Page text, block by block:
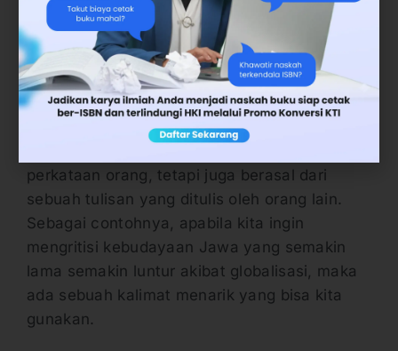
diucapkan oleh seseorang, khususnya yang
terkait dengan tema yang diangkat. Model ini
menjadi menarik karena tidak sedikit orang
yang memiliki kata-kata bijak atau tegas yang
membuat orang lain sadar terhadap sesuatu.
perkataan orang, tetapi juga berasal dari
sebuah tulisan yang ditulis oleh orang lain.
Sebagai contohnya, apabila kita ingin
mengritisi kebudayaan Jawa yang semakin
lama semakin luntur akibat globalisasi, maka
ada sebuah kalimat menarik yang bisa kita
gunakan.